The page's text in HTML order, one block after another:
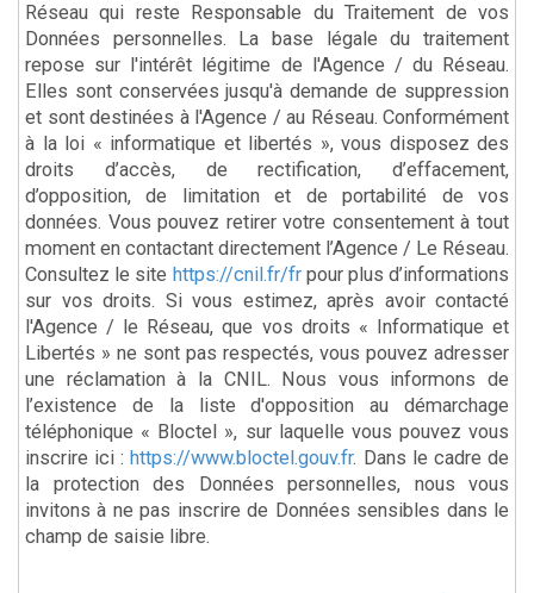
Réseau qui reste Responsable du Traitement de vos
Données personnelles. La base légale du traitement
repose sur l'intérêt légitime de l'Agence / du Réseau.
Elles sont conservées jusqu'à demande de suppression
et sont destinées à l'Agence / au Réseau. Conformément
à la loi « informatique et libertés », vous disposez des
droits d’accès, de rectification, d’effacement,
d’opposition, de limitation et de portabilité de vos
données. Vous pouvez retirer votre consentement à tout
moment en contactant directement l’Agence / Le Réseau.
Consultez le site https://cnil.fr/frpour plus d’informations
sur vos droits. Si vous estimez, après avoir contacté
l'Agence / le Réseau, que vos droits « Informatique et
Libertés » ne sont pas respectés, vous pouvez adresser
une réclamation à la CNIL. Nous vous informons de
l’existence de la liste d'opposition au démarchage
téléphonique « Bloctel », sur laquelle vous pouvez vous
inscrire ici : https://www.bloctel.gouv.fr. Dans le cadre de
la protection des Données personnelles, nous vous
invitons à ne pas inscrire de Données sensibles dans le
champ de saisie libre.